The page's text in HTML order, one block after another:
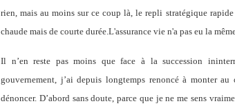
rien, mais au moins sur ce coup là, le repli stratégique
chaude mais de courte durée.L'assurance vie n'a pas eu la
Il n’en reste pas moins que face à la succession
gouvernement, j’ai depuis longtemps renoncé à monter
dénoncer. D’abord sans doute, parce que je ne me sens